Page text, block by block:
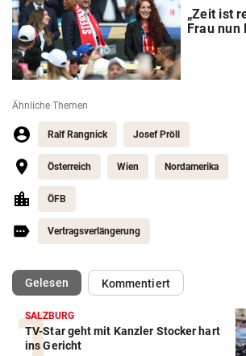
„Zeit ist
Frau nun
Ähnliche Themen
Ralf Rangnick Josef Pröll
Österreich Wien Nordamerika
ÖFB
Vertragsverlängerung
Gelesen(ausgewählt)Kommentiert
SALZBURG
TV-Star geht mit Kanzler Stocker hart
ins Gericht